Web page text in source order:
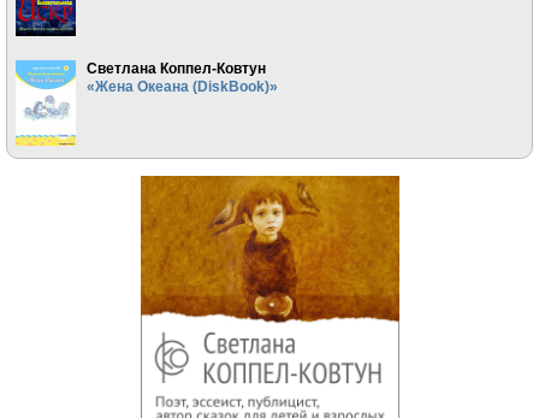
Светлана Коппел-Ковтун
«Жена Океана (DiskBook)»